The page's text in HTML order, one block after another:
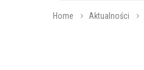
Home Aktualności